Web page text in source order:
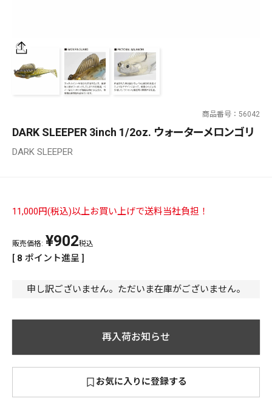
価格 ¥
在庫あり
PREMIUM［ オンライン限定 ］
2026NEW PRODUCTS
新作
商品番号 56042
DARK SLEEPER 3inch 1/2oz. ウォーターメロンゴリ
DARK SLEEPER
11,000円(税込)以上お買い上げで送料当社負担！
申し訳ございません。ただいま在庫がございません。
販売価格: ¥902税込
[ 8 ポイント進呈 ]
再入荷お知らせ
お気に入りに登録する